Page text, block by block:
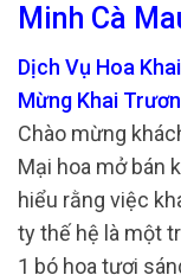
Minh Cà
Dịch Vụ Hoa
Mừng Khai
Chào mừng
Mại hoa mở bán
hiểu rằng việc
ty thế hệ là một
1 bó hoa tươi